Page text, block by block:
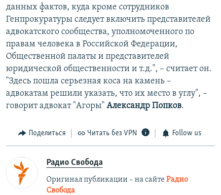
данных фактов, куда кроме сотрудников
Генпрокуратуры следует включить представителей
адвокатского сообщества, уполномоченного по
правам человека в Российской Федерации,
Общественной палаты и представителей
юридической общественности и т.д.", – считает он.
"Здесь пошла серьезная коса на камень –
адвокатам решили указать, что их место в углу", –
говорит адвокат "Агоры" Александр Попков.
Поделиться Читать без VPN Follow us
Радио Свобода
Оригинал публикации – на сайте Радио
Свобода